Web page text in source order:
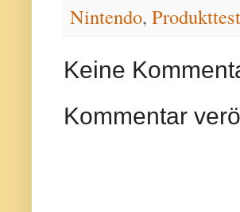
Nintendo, Produkttest
Keine
Kommentar